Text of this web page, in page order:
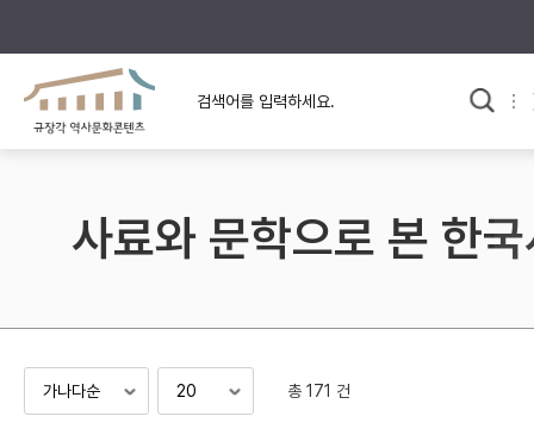
규장각의 어제와 오늘
규장각 소개영상
사료와 문학으로 본
고대
고려
조선 후기
사료와 문학으로 본 한
총 171 건